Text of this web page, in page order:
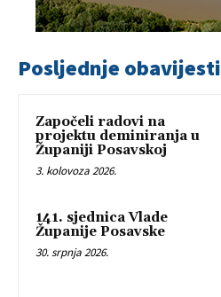
Posljednje obavijesti
Započeli radovi na
projektu deminiranja u
Županiji Posavskoj
3. kolovoza 2026.
141. sjednica Vlade
Županije Posavske
30. srpnja 2026.